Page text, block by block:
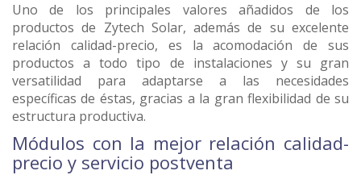
Uno de los principales valores añadidos de los
productos de Zytech Solar, además de su excelente
relación calidad-precio, es la acomodación de sus
productos a todo tipo de instalaciones y su gran
versatilidad para adaptarse a las necesidades
específicas de éstas, gracias a la gran flexibilidad de su
estructura productiva.
Módulos con la mejor relación calidad-
precio y servicio postventa